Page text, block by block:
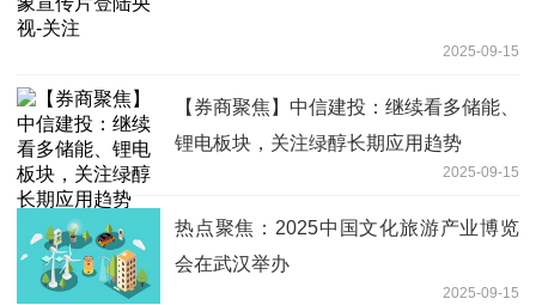
2025-09-15
【券商聚焦】中信建投：继续看多储能、
锂电板块，关注绿醇长期应用趋势
2025-09-15
热点聚焦：2025中国文化旅游产业博览
会在武汉举办
2025-09-15